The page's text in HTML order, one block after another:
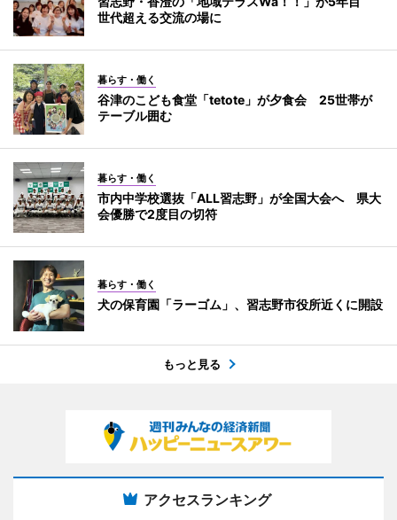
世代超える交流の場に
暮らす・働く
谷津のこども食堂「tetote」が夕食会 25世帯が
テーブル囲む
暮らす・働く
市内中学校選抜「ALL習志野」が全国大会へ 県大
会優勝で2度目の切符
暮らす・働く
犬の保育園「ラーゴム」、習志野市役所近くに開設
もっと見る
アクセスランキング